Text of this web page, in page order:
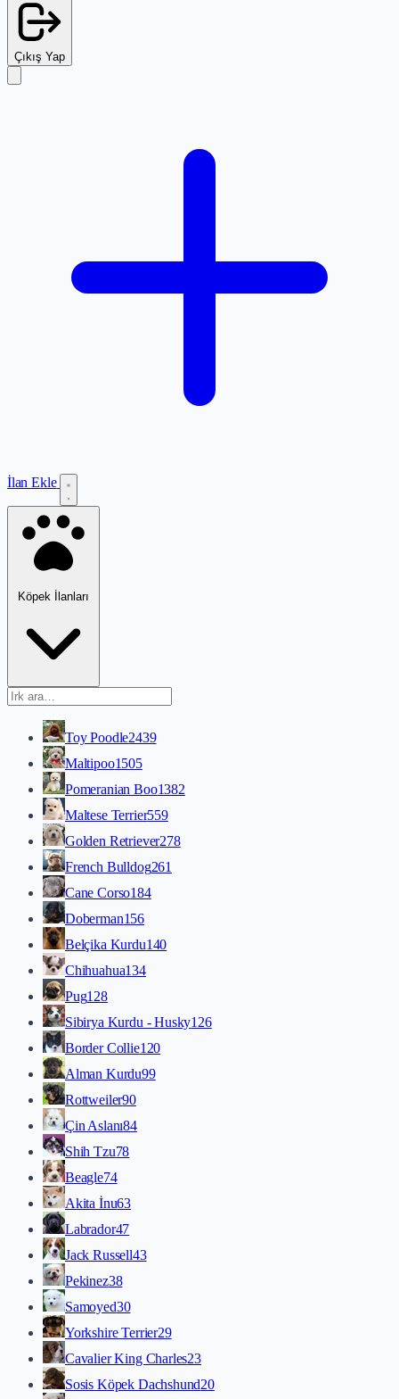
Çıkış Yap
İlan Ekle
Köpek İlanları
Toy Poodle2439
Maltipoo1505
Pomeranian Boo1382
Maltese Terrier559
Golden Retriever278
French Bulldog261
Cane Corso184
Doberman156
Belçika Kurdu140
Chihuahua134
Pug128
Sibirya Kurdu - Husky126
Border Collie120
Alman Kurdu99
Rottweiler90
Çin Aslanı84
Shih Tzu78
Beagle74
Akita İnu63
Labrador47
Jack Russell43
Pekinez38
Samoyed30
Yorkshire Terrier29
Cavalier King Charles23
Sosis Köpek Dachshund20